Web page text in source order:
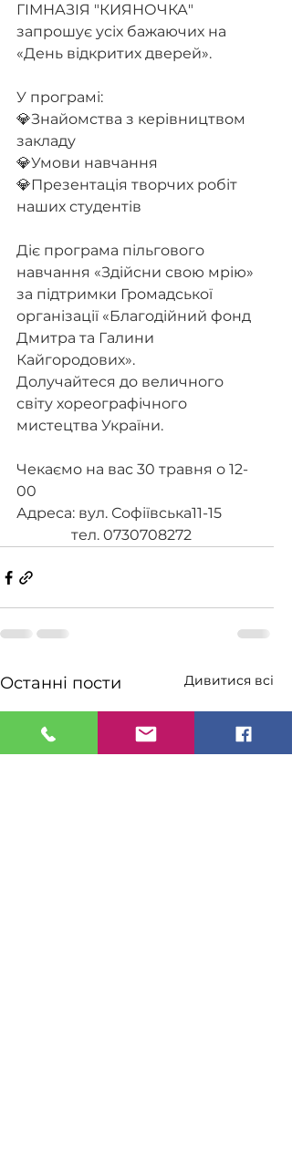
ГІМНАЗІЯ "КИЯНОЧКА"
запрошує усіх бажаючих на
«День відкритих дверей».
У програмі:
💎Знайомства з керівництвом
закладу
💎Умови навчання
💎Презентація творчих робіт
наших студентів
Діє програма пільгового
навчання «Здійсни свою мрію»
за підтримки Громадської
організації «Благодійний фонд
Дмитра та Галини
Кайгородових».
Долучайтеся до величного
світу хореографічного
мистецтва України.
Чекаємо на вас 30 травня о 12-
00
Адреса: вул. Софіївська11-15
тел. 0730708272
Останні пости Дивитися всі